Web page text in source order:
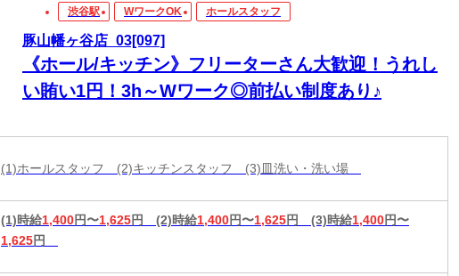
渋谷駅 WワークOK ホールスタッフ
豚山幡ヶ谷店_03[097]
《ホール/キッチン》フリーターさん大歓迎！うれし
い賄い1円！3h～Wワーク◎前払い制度あり♪
(1)ホールスタッフ (2)キッチンスタッフ (3)皿洗い・洗い場
(1)時給1,400円〜1,625円 (2)時給1,400円〜1,625円 (3)時給1,400円〜
1,625円